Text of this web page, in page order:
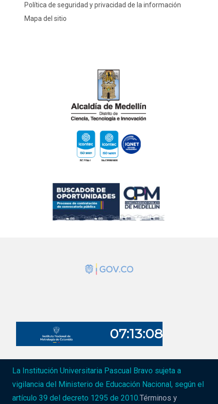
Política de seguridad y privacidad de la información
Mapa del sitio
La Institución Universitaria Pascual Bravo sujeta a
vigilancia del Ministerio de Educación Nacional, según el
artículo 39 del decreto 1295 de 2010.Términos y